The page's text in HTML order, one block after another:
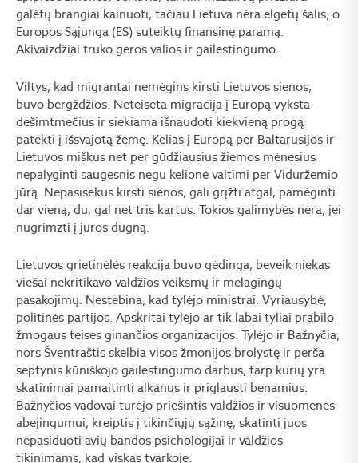
galėtų brangiai kainuoti, tačiau Lietuva nėra elgetų šalis, o
Europos Sąjunga (ES) suteiktų finansinę paramą.
Akivaizdžiai trūko geros valios ir gailestingumo.
Viltys, kad migrantai nemėgins kirsti Lietuvos sienos,
buvo bergždžios. Neteisėta migracija į Europą vyksta
dešimtmečius ir siekiama išnaudoti kiekvieną progą
patekti į išsvajotą žemę. Kelias į Europą per Baltarusijos ir
Lietuvos miškus net per gūdžiausius žiemos mėnesius
nepalyginti saugesnis negu kelionė valtimi per Viduržemio
jūrą. Nepasisekus kirsti sienos, gali grįžti atgal, pamėginti
dar vieną, du, gal net tris kartus. Tokios galimybės nėra, jei
nugrimzti į jūros dugną.
Lietuvos grietinėlės reakcija buvo gėdinga, beveik niekas
viešai nekritikavo valdžios veiksmų ir melagingų
pasakojimų. Nestebina, kad tylėjo ministrai, Vyriausybė,
politinės partijos. Apskritai tylėjo ar tik labai tyliai prabilo
žmogaus teises ginančios organizacijos. Tylėjo ir Bažnyčia,
nors Šventraštis skelbia visos žmonijos brolystę ir perša
septynis kūniškojo gailestingumo darbus, tarp kurių yra
skatinimai pamaitinti alkanus ir priglausti benamius.
Bažnyčios vadovai turėjo priešintis valdžios ir visuomenės
abejingumui, kreiptis į tikinčiųjų sąžinę, skatinti juos
nepasiduoti avių bandos psichologijai ir valdžios
tikinimams, kad viskas tvarkoje.